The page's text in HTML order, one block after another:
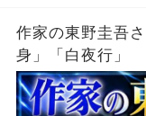
作家の東野圭吾
身」「白夜行」